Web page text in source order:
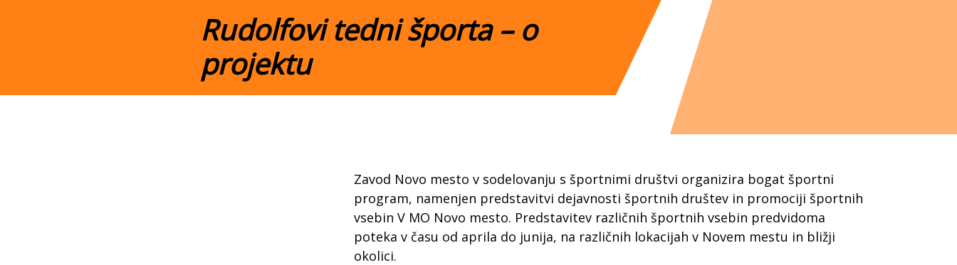
Rudolfovi tedni športa – o
projektu
Zavod Novo mesto v sodelovanju s športnimi društvi organizira bogat športni
program, namenjen predstavitvi dejavnosti športnih društev in promociji športnih
vsebin V MO Novo mesto. Predstavitev različnih športnih vsebin predvidoma
poteka v času od aprila do junija, na različnih lokacijah v Novem mestu in bližji
okolici.